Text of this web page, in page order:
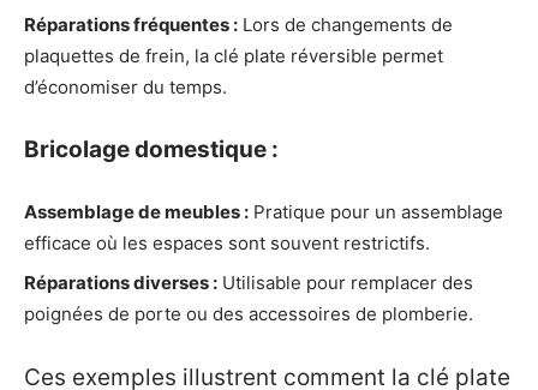
Réparations fréquentes : Lors de changements de
plaquettes de frein, la clé plate réversible permet
d’économiser du temps.
Bricolage domestique :
Assemblage de meubles : Pratique pour un assemblage
efficace où les espaces sont souvent restrictifs.
Réparations diverses : Utilisable pour remplacer des
poignées de porte ou des accessoires de plomberie.
Ces exemples illustrent comment la clé plate